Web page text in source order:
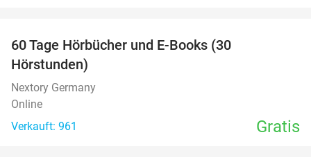
60 Tage Hörbücher und E-Books (30
Hörstunden)
Nextory Germany
Online
Verkauft: 961
Gratis